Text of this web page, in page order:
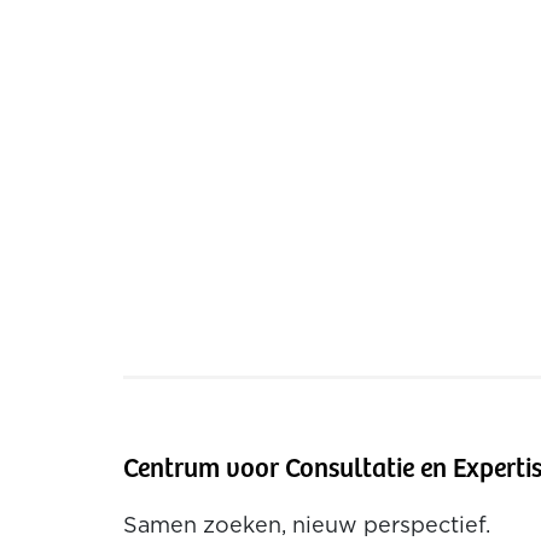
Centrum voor Consultatie en
Samen zoeken, nieuw perspectief.